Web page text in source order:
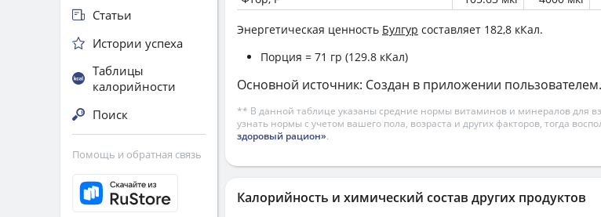
Энергетическая ценность Булгур составляет 182,8 кКал.
Порция = 71 гр (129.8 кКал)
Основной источник: Создан в приложении пользователем.
** В данной таблице указаны средние нормы витаминов и минералов для
узнать нормы с учетом вашего пола, возраста и других факторов, тогда
здоровый рацион».
Калорийность и химический состав других продуктов
Статьи
Истории успеха
Таблицы
калорийности
Поиск
Помощь и обратная связь